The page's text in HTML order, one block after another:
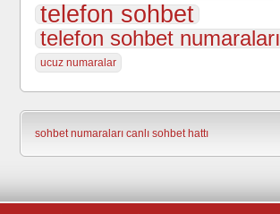
telefon sohbet
telefon sohbet numaraları
ucuz numaralar
sohbet numaraları canlı sohbet hattı